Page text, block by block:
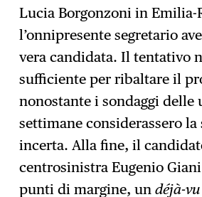
Lucia Borgonzoni in Emilia-
l’onnipresente segretario
vera candidata. Il tentativo
sufficiente per ribaltare il
nonostante i sondaggi delle
settimane considerassero
incerta. Alla fine, il
centrosinistra Eugenio
punti di margine, undéjà-vu